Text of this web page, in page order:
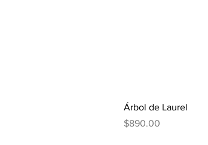
Árbol de Laurel
Precio
$890.00